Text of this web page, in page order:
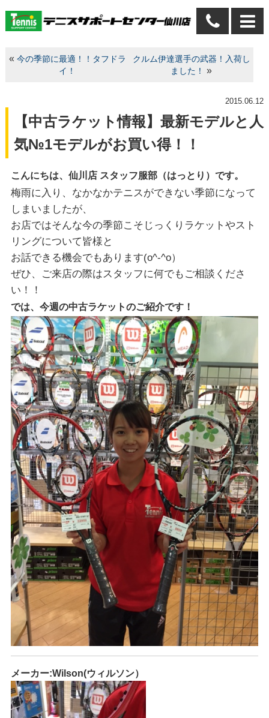
« 今の季節に最適！！タフドラ
イ！
クルム伊達選手の武器！入荷し
ました！
»
2015.06.12
【中古ラケット情報】最新モデルと人
気№1モデルがお買い得！！
こんにちは、仙川店 スタッフ服部（はっとり）です。
梅雨に入り、なかなかテニスができない季節になって
しまいましたが、
お店ではそんな今の季節こそじっくりラケットやスト
リングについて皆様と
お話できる機会でもあります(o^-^o）
ぜひ、ご来店の際はスタッフに何でもご相談くださ
い！！
では、 今週の中古ラケットのご紹介です！
メーカー:Wilson(ウィルソン）